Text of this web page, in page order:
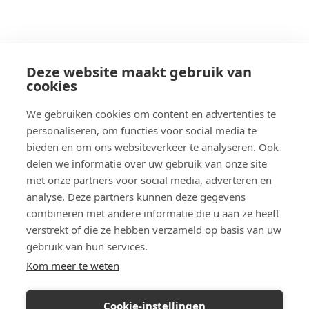
Deze website maakt gebruik van
cookies
We gebruiken cookies om content en advertenties te
personaliseren, om functies voor social media te
bieden en om ons websiteverkeer te analyseren. Ook
delen we informatie over uw gebruik van onze site
met onze partners voor social media, adverteren en
analyse. Deze partners kunnen deze gegevens
combineren met andere informatie die u aan ze heeft
verstrekt of die ze hebben verzameld op basis van uw
gebruik van hun services.
Kom meer te weten
Cookie-instellingen